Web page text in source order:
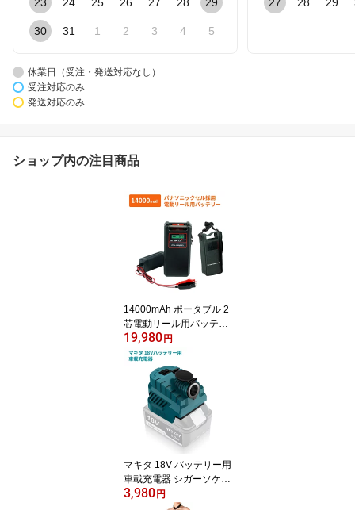
30 31 1 2 3 4 5
休業日（受注・発送対応なし）
受注対応のみ
発送対応のみ
ショップ内の注目商品
14000mAh ポータブル 2
芯電動リール用バッテリ
ー パナソニックセル採用
高品質 液晶画面 多重保
護機能 IPX6防水 日本語
取扱説明書付き
19,980 円
マキタ 18V バッテリー用
車載充電器 シガーソケッ
ト カーチャージャー US
3,980 円